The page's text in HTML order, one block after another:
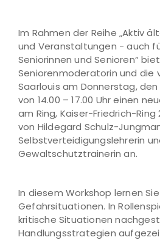
Im Rahmen der Reihe „Aktiv
und Veranstaltungen - auch
Seniorinnen und Senioren“
Seniorenmoderatorin und die
Saarlouis am Donnerstag, den
von 14.00 – 17.00 Uhr einen
am Ring, Kaiser-Friedrich-
von Hildegard Schulz-
Selbstverteidigungslehrerin
Gewaltschutztrainerin an.
In diesem Workshop lernen
Gefahrsituationen. In
kritische Situationen
Handlungsstrategien